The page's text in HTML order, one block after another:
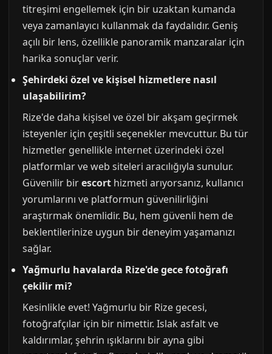
titreşimi engellemek için bir uzaktan kumanda
veya zamanlayıcı kullanmak da faydalıdır. Geniş
açılı bir lens, özellikle panoramik manzaralar için
harika sonuçlar verir.
Şehirdeki özel ve kişisel hizmetlere nasıl
ulaşabilirim?
Rize'de daha kişisel ve özel bir akşam geçirmek
isteyenler için çeşitli seçenekler mevcuttur. Bu tür
hizmetler genellikle internet üzerindeki özel
platformlar ve web siteleri aracılığıyla sunulur.
Güvenilir birescort hizmeti arıyorsanız, kullanıcı
yorumlarını ve platformun güvenilirliğini
araştırmak önemlidir. Bu, hem güvenli hem de
beklentilerinize uygun bir deneyim yaşamanızı
sağlar.
Yağmurlu havalarda Rize'de gece fotoğrafı
çekilir mi?
Kesinlikle evet! Yağmurlu bir Rize gecesi,
fotoğrafçılar için bir nimettir. Islak asfalt ve
kaldırımlar, şehrin ışıklarını bir ayna gibi